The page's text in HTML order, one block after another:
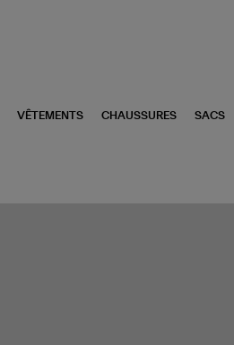
VÊTEMENTS CHAUSSURES SACS